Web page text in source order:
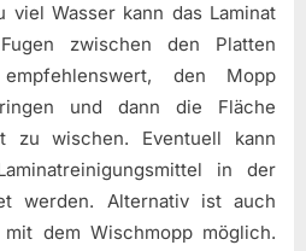
viel Wasser kann das Laminat
zwischen den Platten
den Mopp
und dann die Fläche
zu wischen. Eventuell kann
in der
werden. Alternativ ist auch
dem Wischmopp möglich.